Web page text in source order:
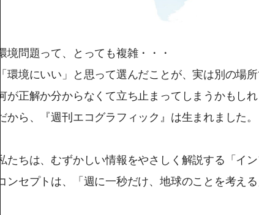
環境問題って、とっても複雑・・・
「環境にいい」と思って選んだことが、実は別の場
何が正解か分からなくて立ち止まってしまうかもしれ
だから、『週刊エコグラフィック』は生まれました。
私たちは、むずかしい情報をやさしく解説する「イ
コンセプトは、「週に一秒だけ、地球のことを考える